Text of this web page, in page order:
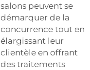
salons peuvent se
démarquer de la
concurrence tout en
élargissant leur
clientèle en offrant
des traitements